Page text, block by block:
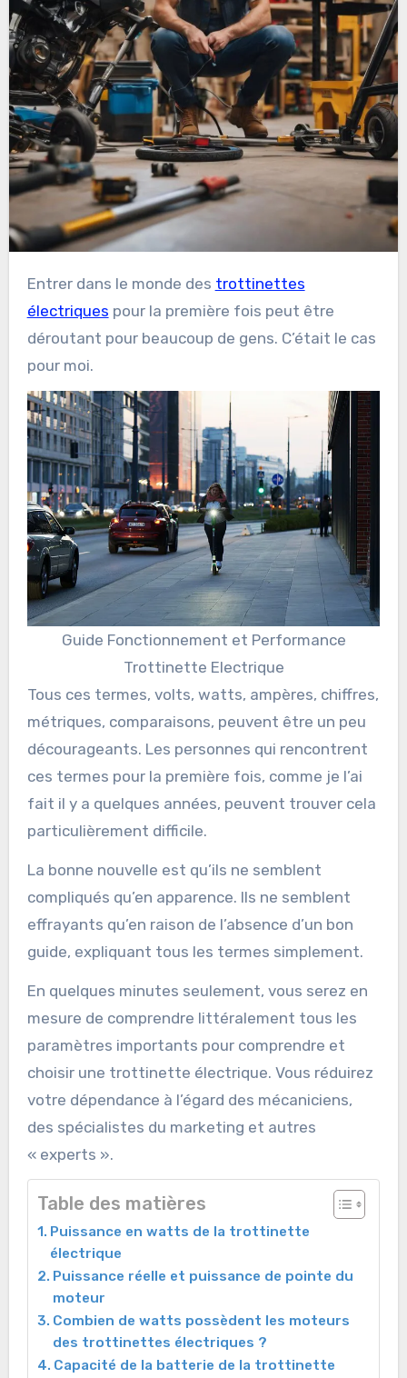
Entrer dans le monde des trottinettes
électriques pour la première fois peut être
déroutant pour beaucoup de gens. C’était le cas
pour moi.
Guide Fonctionnement et Performance
Trottinette Electrique
Tous ces termes, volts, watts, ampères, chiffres,
métriques, comparaisons, peuvent être un peu
décourageants. Les personnes qui rencontrent
ces termes pour la première fois, comme je l’ai
fait il y a quelques années, peuvent trouver cela
particulièrement difficile.
La bonne nouvelle est qu’ils ne semblent
compliqués qu’en apparence. Ils ne semblent
effrayants qu’en raison de l’absence d’un bon
guide, expliquant tous les termes simplement.
En quelques minutes seulement, vous serez en
mesure de comprendre littéralement tous les
paramètres importants pour comprendre et
choisir une trottinette électrique. Vous réduirez
votre dépendance à l’égard des mécaniciens,
des spécialistes du marketing et autres
« experts ».
Table des matières
Puissance en watts de la trottinette
électrique
Puissance réelle et puissance de pointe du
moteur
Combien de watts possèdent les moteurs
des trottinettes électriques ?
Capacité de la batterie de la trottinette